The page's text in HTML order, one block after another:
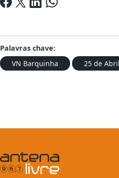
Palavras chave:
VN Barquinha
25 de Abril